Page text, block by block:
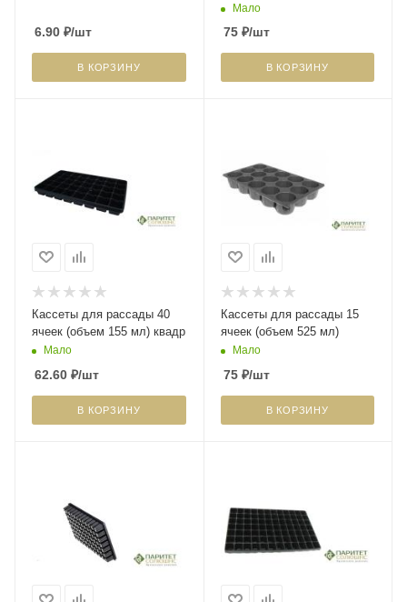
6.90 ₽/шт
В КОРЗИНУ
Мало
75₽/шт
В КОРЗИНУ
Кассеты для рассады 40
ячеек (объем 155 мл) квадр
Мало
62.60 ₽/шт
В КОРЗИНУ
Кассеты для рассады 15
ячеек (объем 525 мл)
Мало
75₽/шт
В КОРЗИНУ